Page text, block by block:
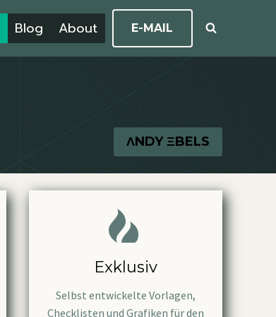
Blog About E-MAIL
ΛNDY ΞBELS
Exklusiv
Selbst entwickelte Vorlagen,
Checklisten und Grafiken für den